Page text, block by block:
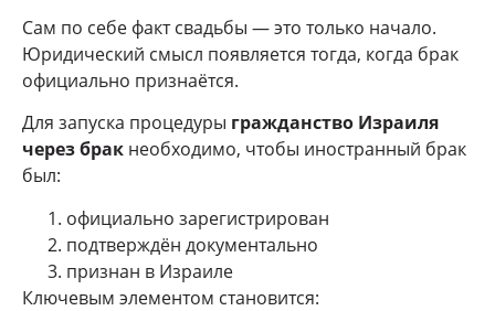
Сам по себе факт свадьбы — это только начало.
Юридический смысл появляется тогда, когда брак
официально признаётся.
Для запуска процедуры гражданство Израиля
через брак необходимо, чтобы иностранный брак
был:
официально зарегистрирован
подтверждён документально
признан в Израиле
Ключевым элементом становится: